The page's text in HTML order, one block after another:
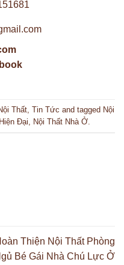
Thất, Tin Tức and tagged Nội
Đại Nội Thất Nhà Ở.
Thiện Nội Thất Phòng
Bé Gái Nhà Chú Lực Ở